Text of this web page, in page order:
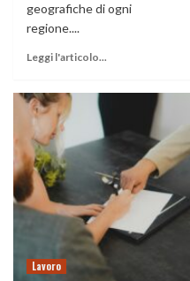
geografiche di ogni
regione....
Leggi l'articolo...
Lavoro